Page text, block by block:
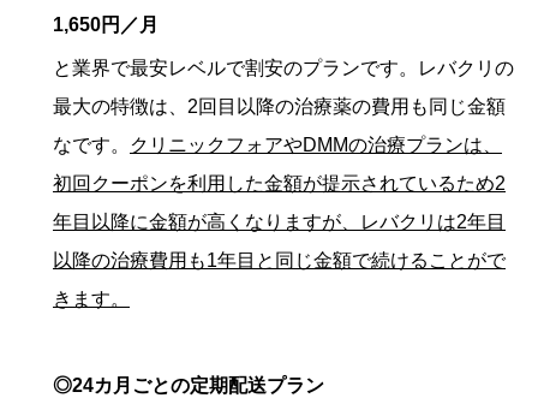
1,650円／月
と業界で最安レベルで割安のプランです。レバクリの
最大の特徴は、2回目以降の治療薬の費用も同じ金額
なです。
クリニックフォアやDMMの治療プランは、
初回クーポンを利用した金額が提示されているため2
年目以降に金額が高くなりますが、レバクリは2年目
以降の治療費用も1年目と同じ金額で続けることがで
きます。
◎24カ月ごとの定期配送プラン